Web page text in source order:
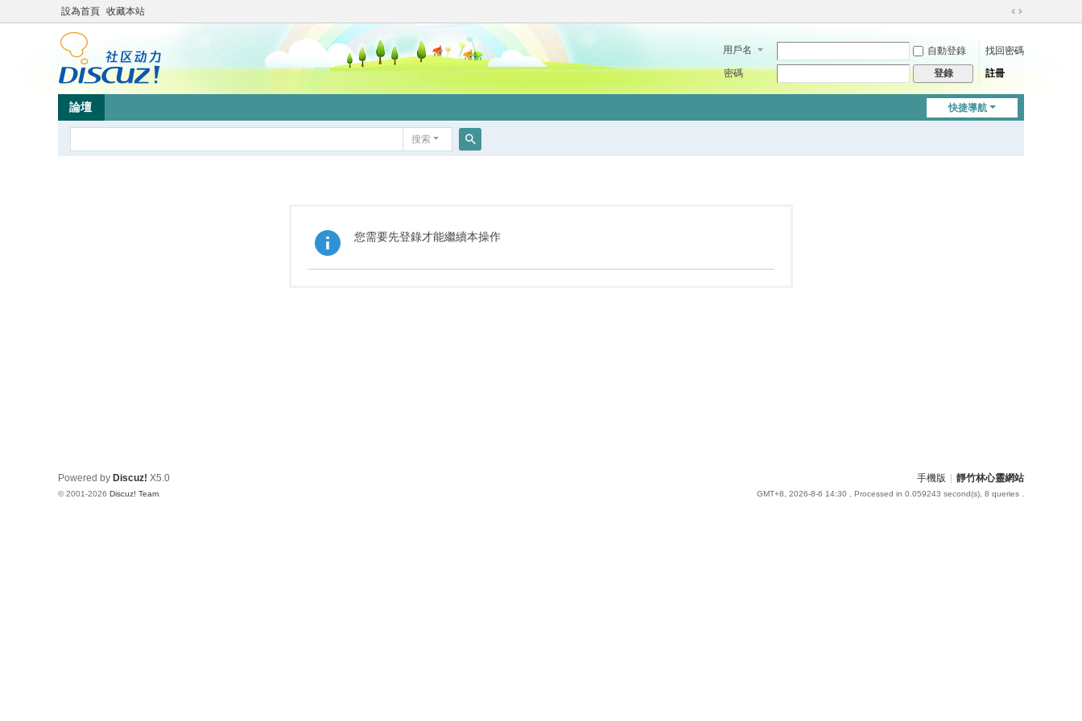
設為首頁 收藏本站
切
到
用戶名 自動登錄
找回密碼
密碼
登錄 註冊
快捷導航
論壇
搜索
您需要先登錄才能繼續本操作
手機版 靜竹林心靈網站
GMT+8, 2026-8-6 14:30 , Processed in 0.059243 second(s), 8 queries .
Powered by Discuz! X5.0
© 2001-2026 Discuz! Team